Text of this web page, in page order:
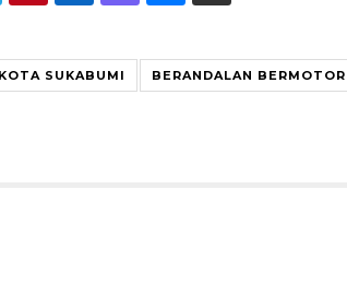
KOTA SUKABUMI BERANDALAN BERMOTOR